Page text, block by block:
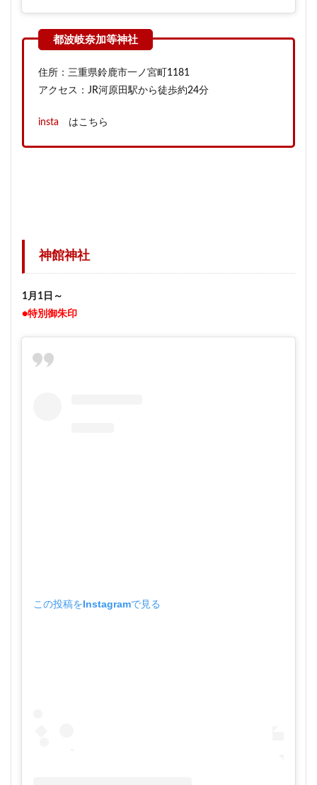
住所：三重県鈴鹿市一ノ宮町1181
アクセス：JR河原田駅から徒歩約24分
insta はこちら
神館神社
1月1日～
●特別御朱印
この投稿をInstagramで見る